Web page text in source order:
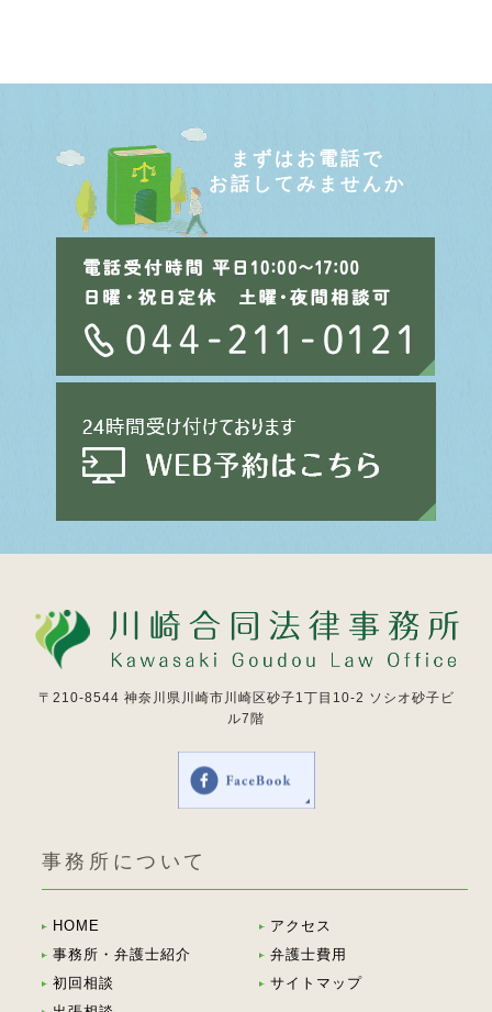
まずはお電話で
お話してみませんか
〒210-8544 神奈川県川崎市川崎区砂子1丁目10-2 ソシオ砂子ビ
ル7階
事務所について
HOME
事務所・弁護士紹介
初回相談
アクセス
弁護士費用
サイトマップ